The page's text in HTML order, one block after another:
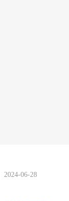
2024-06-28